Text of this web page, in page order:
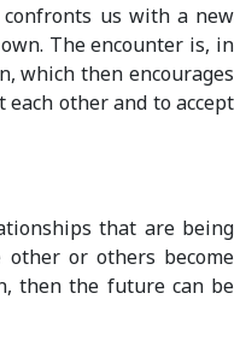
us with a new
The encounter is, in
which then encourages
each other and to accept
that are being
or others become
then the future can be